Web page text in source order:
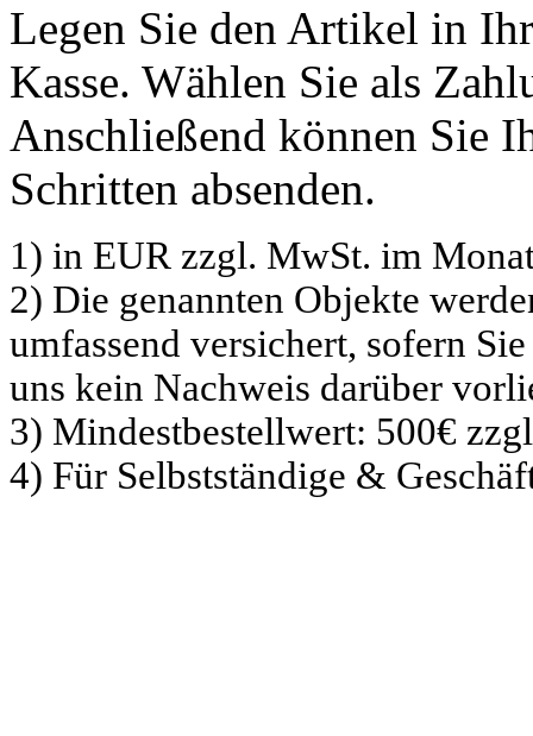
Legen Sie den Artikel in
Kasse. Wählen Sie als
Anschließend können Sie
Schritten absenden.
1) in EUR zzgl. MwSt. im
2) Die genannten Objekte
umfassend versichert, sofern
uns kein Nachweis darüber
3) Mindestbestellwert: 500€
4) Für Selbstständige &